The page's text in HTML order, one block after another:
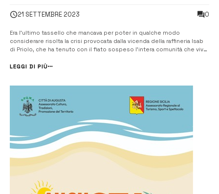
21 SETTEMBRE 2023 0
Era l’ultimo tassello che mancava per poter in qualche modo
considerare risolta la crisi provocata dalla vicenda della raffineria Isab
di Priolo, che ha tenuto con il fiato sospeso l’intera comunità che vive
e del Made in Italy Adolfo Urso e quello dell’Ambiente e [&he...
LEGGI DI PIÙ